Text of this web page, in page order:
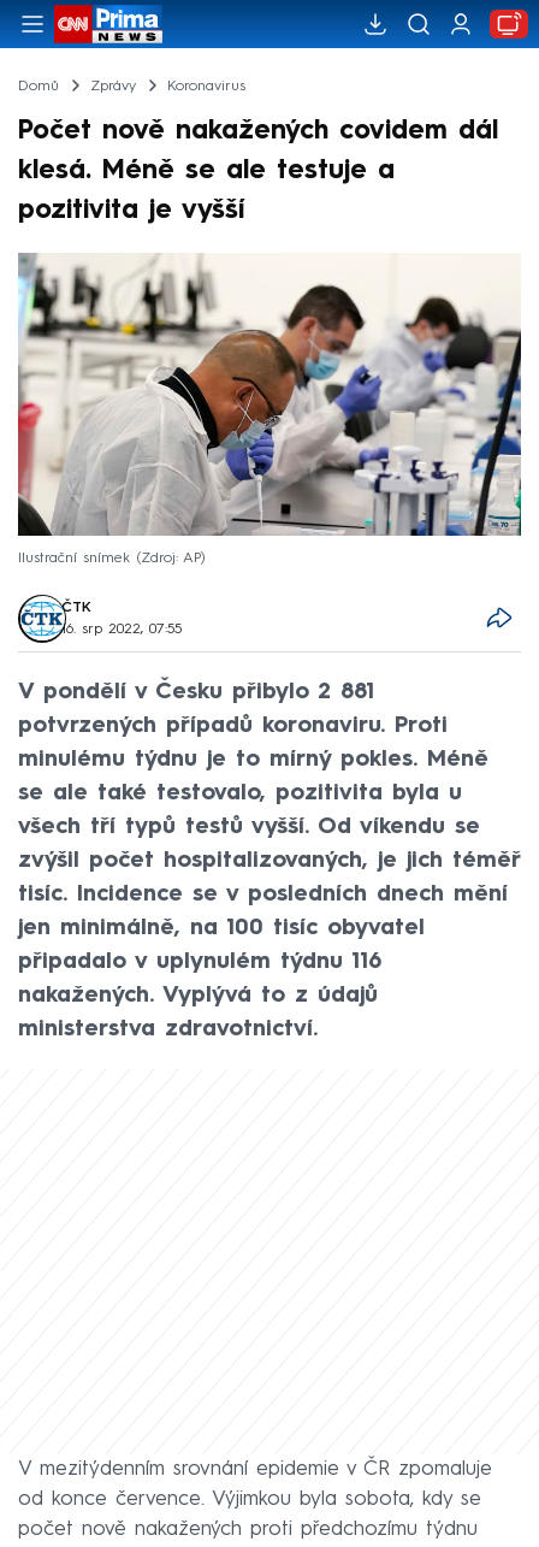
Domů Zprávy Koronavirus
Počet nově nakažených covidem dál
klesá. Méně se ale testuje a
pozitivita je vyšší
Ilustrační snímek Zdroj: AP
ČTK
16. srp 2022, 07:55
V pondělí v Česku přibylo 2 881
potvrzených případů koronaviru. Proti
minulému týdnu je to mírný pokles. Méně
se ale také testovalo, pozitivita byla u
všech tří typů testů vyšší. Od víkendu se
zvýšil počet hospitalizovaných, je jich téměř
tisíc. Incidence se v posledních dnech mění
jen minimálně, na 100 tisíc obyvatel
připadalo v uplynulém týdnu 116
nakažených. Vyplývá to z údajů
ministerstva zdravotnictví.
V mezitýdenním srovnání epidemie v ČR zpomaluje
od konce července. Výjimkou byla sobota, kdy se
počet nově nakažených proti předchozímu týdnu